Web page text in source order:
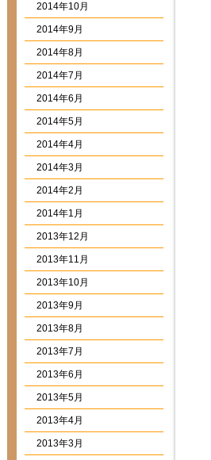
2014年10月
2014年9月
2014年8月
2014年7月
2014年6月
2014年5月
2014年4月
2014年3月
2014年2月
2014年1月
2013年12月
2013年11月
2013年10月
2013年9月
2013年8月
2013年7月
2013年6月
2013年5月
2013年4月
2013年3月